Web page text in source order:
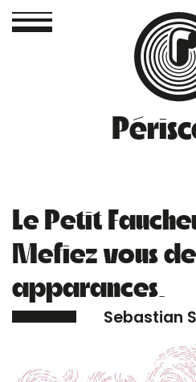
Le Petit
Mefiez vous
apparances.
Sebastian